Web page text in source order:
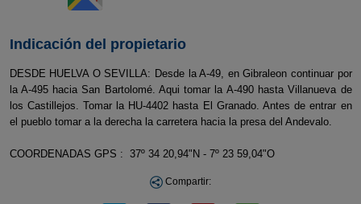
Indicación del propietario
DESDE HUELVA O SEVILLA: Desde la A-49, en Gibraleon continuar por
la A-495 hacia San Bartolomé. Aqui tomar la A-490 hasta Villanueva de
los Castillejos. Tomar la HU-4402 hasta El Granado. Antes de entrar en
el pueblo tomar a la derecha la carretera hacia la presa del Andevalo.
COORDENADAS GPS : 37º 34 20,94"N - 7º 23 59,04"O
Compartir: